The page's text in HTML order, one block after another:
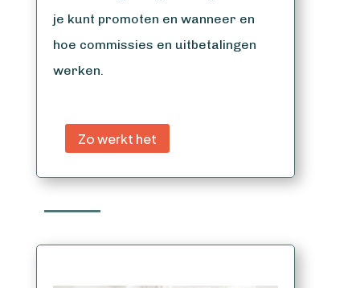
je kunt promoten en wanneer en
hoe commissies en uitbetalingen
werken.
Zo werkt het